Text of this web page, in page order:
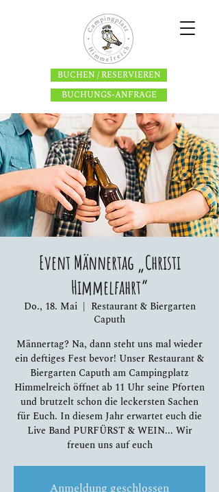
BUCHEN / RESERVIEREN
BUCHUNGS-ANFRAGE
Event Männertag „Christi
Himmelfahrt“
Do., 18. Mai
  |
Restaurant & Biergarten
Caputh
Männertag? Na, dann steht uns mal wieder
ein deftiges Fest bevor! Unser Restaurant &
Biergarten Caputh am Campingplatz
Himmelreich öffnet ab 11 Uhr seine Pforten
und brutzelt schon die leckersten Sachen
für Euch. In diesem Jahr erwartet euch die
Live Band PURFÜRST & WEIN... Wir
freuen uns auf euch
Anmeldung geschlossen